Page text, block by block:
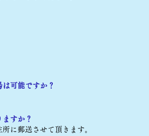
は可能ですか？
ますか？
に郵送させて頂きます。